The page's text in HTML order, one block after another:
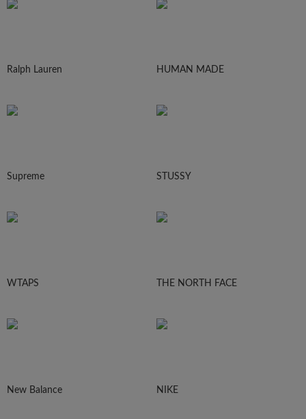
Ralph Lauren HUMAN MADE
Supreme STUSSY
WTAPS THE NORTH FACE
New Balance NIKE